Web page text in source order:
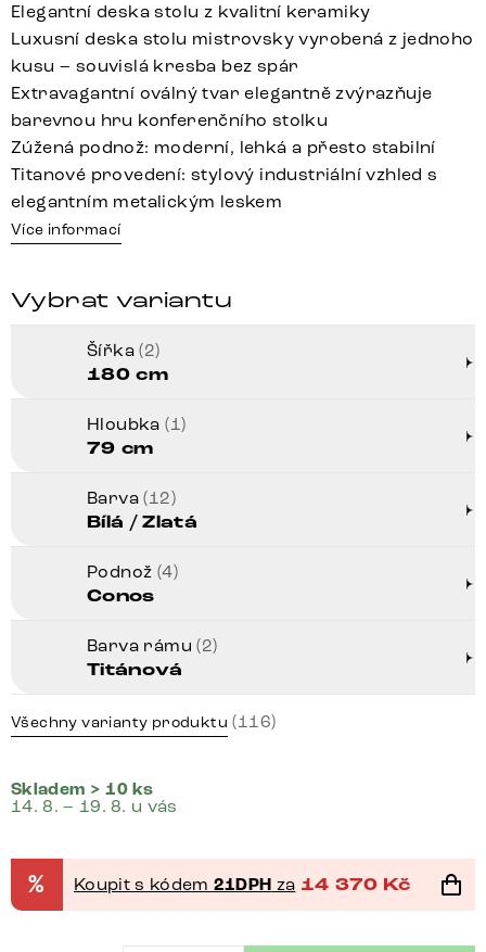
Elegantní deska stolu z kvalitní keramiky
Luxusní deska stolu mistrovsky vyrobená z jednoho
kusu – souvislá kresba bez spár
Extravagantní oválný tvar elegantně zvýrazňuje
barevnou hru konferenčního stolku
Zúžená podnož: moderní, lehká a přesto stabilní
Titanové provedení: stylový industriální vzhled s
elegantním metalickým leskem
Více informací
Vybrat variantu
Šířka(2)
180 cm
Hloubka(1)
79 cm
Barva(12)
Bílá / Zlatá
Podnož (4)
Conos
Barva rámu(2)
Titánová
Všechny varianty produktu (116)
Skladem > 10 ks
14. 8. – 19. 8. u vás
% Koupit s kódem 21DPH za 14 370 Kč